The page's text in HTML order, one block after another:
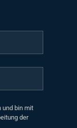
und bin mit
der